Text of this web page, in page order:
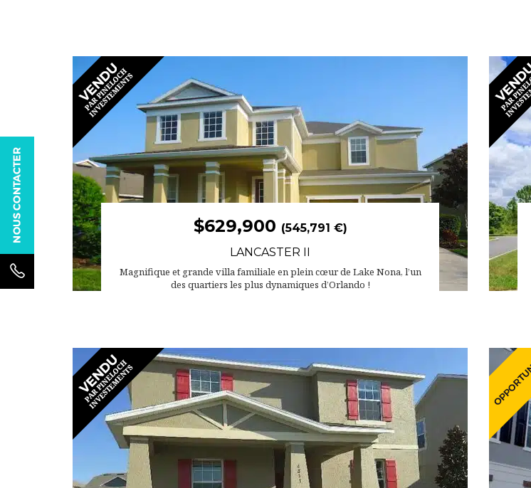
$629,900 (545,791 €)
LANCASTER II
Magnifique et grande villa familiale en plein cœur de Lake Nona, l’un
des quartiers les plus dynamiques d’Orlando !